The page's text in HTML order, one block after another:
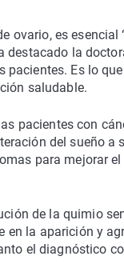
ovario, es
la
Es lo
saludable.
pacientes con
del sueño a
para mejorar
de la quimio
en la aparición y
el diagnóstico